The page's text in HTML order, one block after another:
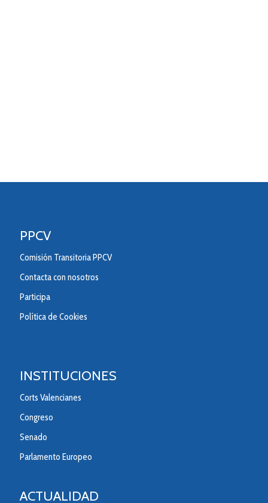
PPCV
Comisión Transitoria PPCV
Contacta con nosotros
Participa
Política de Cookies
INSTITUCIONES
Corts Valencianes
Congreso
Senado
Parlamento Europeo
ACTUALIDAD